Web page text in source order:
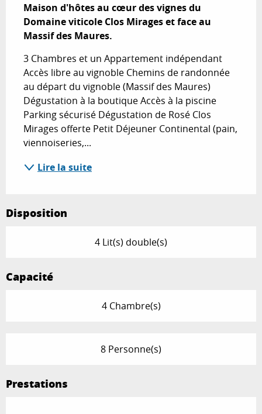
Maison d'hôtes au cœur des vignes du
Domaine viticole Clos Mirages et face au
Massif des Maures.
3 Chambres et un Appartement indépendant
Accès libre au vignoble Chemins de randonnée
au départ du vignoble (Massif des Maures)
Dégustation à la boutique Accès à la piscine
Parking sécurisé Dégustation de Rosé Clos
Mirages offerte Petit Déjeuner Continental (pain,
viennoiseries,...
Lire la suite
Disposition
4 Lit(s) double(s)
Capacité
4 Chambre(s)
8 Personne(s)
Prestations